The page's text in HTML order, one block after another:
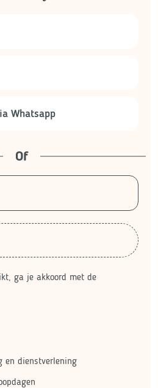
Whatsapp
Of
ga je akkoord met de
en dienstverlening